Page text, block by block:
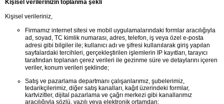
Kişisel verilerinizin toplanma şekli
Kişisel verileriniz,
Firmamız internet sitesi ve mobil uygulamalarındaki formlar aracılığıyla
ad, soyad, TC kimlik numarası, adres, telefon, iş veya özel e-posta
adresi gibi bilgiler ile; kullanıcı adı ve şifresi kullanılarak giriş yapılan
sayfalardaki tercihleri, gerçekleştirilen işlemlerin IP kayıtları, tarayıcı
tarafından toplanan çerez verileri ile gezinme süre ve detaylarını içeren
veriler, konum verileri şeklinde;
Satış ve pazarlama departmanı çalışanlarımız, şubelerimiz,
tedarikçilerimiz, diğer satış kanalları, kağıt üzerindeki formlar,
kartvizitler, dijital pazarlama ve çağrı merkezi gibi kanallarımız
aracılığıyla sözlü, yazılı veya elektronik ortamdan;